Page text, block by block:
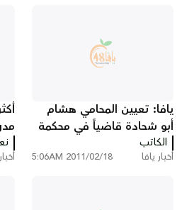
يافا: تعيين المحامي هشام
أبو شحادة قاضياً في محكمة
الصلح - في لواء المركز
الكاتب
أخبار يافا 2011/02/18 5:06AM